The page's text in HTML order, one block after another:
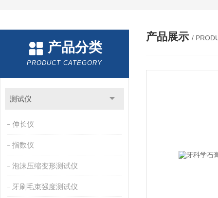
产品分类
PRODUCT CATEGORY
测试仪
伸长仪
指数仪
泡沫压缩变形测试仪
牙刷毛束强度测试仪
产品展示 /